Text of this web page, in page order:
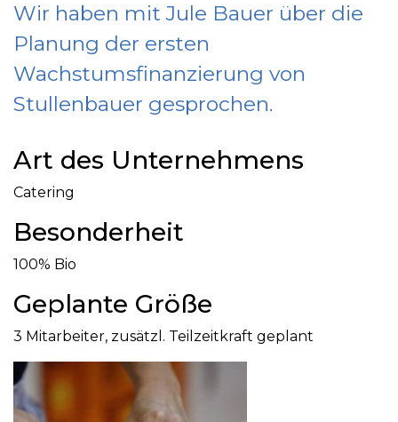
Wir haben mit Jule Bauer über die
Planung der ersten
Wachstumsfinanzierung von
Stullenbauer gesprochen.
Art des Unternehmens
Catering
Besonderheit
100% Bio
Geplante Größe
3 Mitarbeiter, zusätzl. Teilzeitkraft geplant